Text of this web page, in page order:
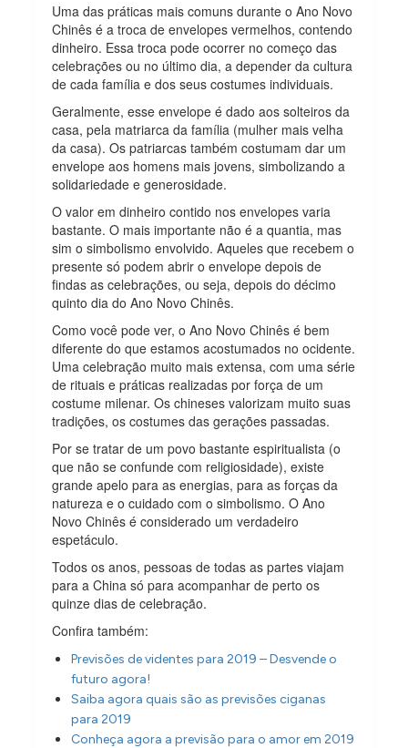
Uma das práticas mais comuns durante o Ano Novo
Chinês é a troca de envelopes vermelhos, contendo
dinheiro. Essa troca pode ocorrer no começo das
celebrações ou no último dia, a depender da cultura
de cada família e dos seus costumes individuais.
Geralmente, esse envelope é dado aos solteiros da
casa, pela matriarca da família (mulher mais velha
da casa). Os patriarcas também costumam dar um
envelope aos homens mais jovens, simbolizando a
solidariedade e generosidade.
O valor em dinheiro contido nos envelopes varia
bastante. O mais importante não é a quantia, mas
sim o simbolismo envolvido. Aqueles que recebem o
presente só podem abrir o envelope depois de
findas as celebrações, ou seja, depois do décimo
quinto dia do Ano Novo Chinês.
Como você pode ver, o Ano Novo Chinês é bem
diferente do que estamos acostumados no ocidente.
Uma celebração muito mais extensa, com uma série
de rituais e práticas realizadas por força de um
costume milenar. Os chineses valorizam muito suas
tradições, os costumes das gerações passadas.
Por se tratar de um povo bastante espiritualista (o
que não se confunde com religiosidade), existe
grande apelo para as energias, para as forças da
natureza e o cuidado com o simbolismo. O Ano
Novo Chinês é considerado um verdadeiro
espetáculo.
Todos os anos, pessoas de todas as partes viajam
para a China só para acompanhar de perto os
quinze dias de celebração.
Confira também:
Previsões de videntes para 2019 – Desvende o
futuro agora!
Saiba agora quais são as previsões ciganas
para 2019
Conheça agora a previsão para o amor em 2019